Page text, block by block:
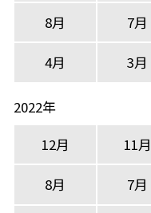
8月 7月
4月 3月
2022年
12月
11月
8月 7月